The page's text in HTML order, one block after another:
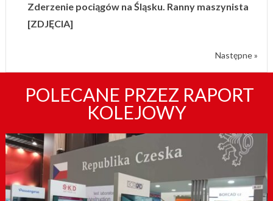
Zderzenie pociągów na Śląsku. Ranny maszynista
[ZDJĘCIA]
Następne »
POLECANE PRZEZ RAPORT
KOLEJOWY